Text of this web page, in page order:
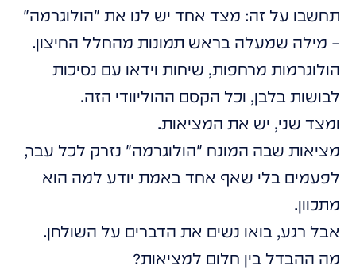
תחשבו על זה: מצד אחד יש לנו את "הולוגרמה"
– מילה שמעלה בראש תמונות מהחלל החיצון.
הולוגרמות מרחפות, שיחות וידאו עם נסיכות
לבושות בלבן, וכל הקסם ההוליוודי הזה.
ומצד שני, יש את המציאות.
מציאות שבה המונח "הולוגרמה" נזרק לכל עבר,
לפעמים בלי שאף אחד באמת יודע למה הוא
מתכוון.
אבל רגע, בואו נשים את הדברים על השולחן.
מה ההבדל בין חלום למציאות?